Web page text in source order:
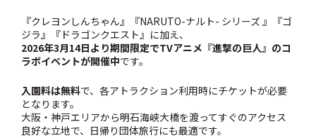
『クレヨンしんちゃん』『NARUTO-ナルト- シリーズ 』『ゴ
ジラ』『ドラゴンクエスト』に加え、
2026年3月14日より期間限定でTVアニメ『進撃の巨人』のコ
ラボイベントが開催中です。
入園料は無料で、各アトラクション利用時にチケットが必要
となります。
大阪・神戸エリアから明石海峡大橋を渡ってすぐのアクセス
良好な立地で、日帰り団体旅行にも最適です。